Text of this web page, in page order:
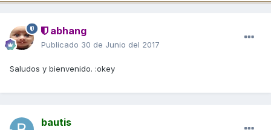
abhang
Publicado 30 de Junio del 2017
Saludos y bienvenido. :okey
bautis